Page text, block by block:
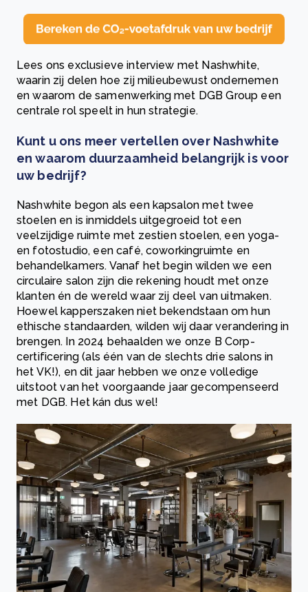
Lees ons exclusieve interview met Nashwhite,
waarin zij delen hoe zij milieubewust ondernemen
en waarom de samenwerking met DGB Group een
centrale rol speelt in hun strategie.
Kunt u ons meer vertellen over Nashwhite
en waarom duurzaamheid belangrijk is voor
uw bedrijf?
Nashwhite begon als een kapsalon met twee
stoelen en is inmiddels uitgegroeid tot een
veelzijdige ruimte met zestien stoelen, een yoga-
en fotostudio, een café, coworkingruimte en
behandelkamers. Vanaf het begin wilden we een
circulaire salon zijn die rekening houdt met onze
klanten én de wereld waar zij deel van uitmaken.
Hoewel kapperszaken niet bekendstaan om hun
ethische standaarden, wilden wij daar verandering in
brengen. In 2024 behaalden we onze B Corp-
certificering (als één van de slechts drie salons in
het VK!), en dit jaar hebben we onze volledige
uitstoot van het voorgaande jaar gecompenseerd
met DGB. Het kán dus wel!